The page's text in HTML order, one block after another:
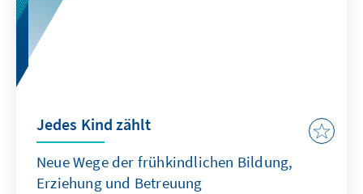
Jedes Kind zählt
Neue Wege der frühkindlichen Bildung,
Erziehung und Betreuung